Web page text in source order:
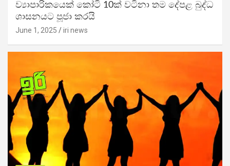
ව්‍යාපාරිකයෙක් කෝටි 10ක් වටිනා තම දේපළ බුද්ධ
ශාසනයට පූජා කරයි
June 1, 2025 iri news